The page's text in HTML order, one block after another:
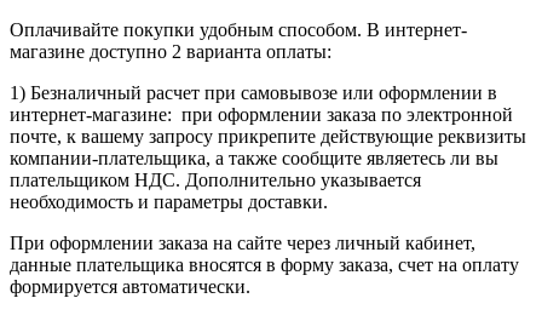
Оплачивайте покупки удобным способом. В интернет-
магазине доступно 2 варианта оплаты:
1) Безналичный расчет при самовывозе или оформлении в
интернет-магазине: при оформлении заказа по электронной
почте, к вашему запросу прикрепите действующие реквизиты
компании-плательщика, а также сообщите являетесь ли вы
плательщиком НДС. Дополнительно указывается
необходимость и параметры доставки.
При оформлении заказа на сайте через личный кабинет,
данные плательщика вносятся в форму заказа, счет на оплату
формируется автоматически.